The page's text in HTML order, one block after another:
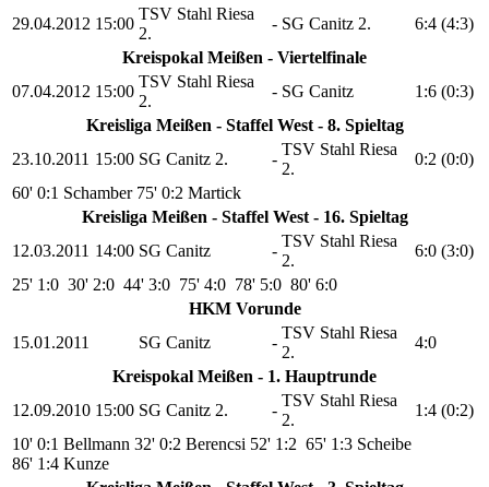
29.04.2012 15:00
TSV Stahl Riesa
2.
- SG Canitz 2.
6:4 (4:3)
Kreispokal Meißen - Viertelfinale
07.04.2012 15:00
TSV Stahl Riesa
2.
- SG Canitz
1:6 (0:3)
Kreisliga Meißen - Staffel West - 8. Spieltag
23.10.2011 15:00 SG Canitz 2. -
TSV Stahl Riesa
2.
0:2 (0:0)
60' 0:1 Schamber 75' 0:2 Martick
Kreisliga Meißen - Staffel West - 16. Spieltag
12.03.2011 14:00 SG Canitz -
TSV Stahl Riesa
2.
6:0 (3:0)
25' 1:0 30' 2:0 44' 3:0 75' 4:0 78' 5:0 80' 6:0
HKM Vorunde
15.01.2011
SG Canitz -
TSV Stahl Riesa
2.
4:0
Kreispokal Meißen - 1. Hauptrunde
12.09.2010 15:00 SG Canitz 2. -
TSV Stahl Riesa
2.
1:4 (0:2)
10' 0:1 Bellmann 32' 0:2 Berencsi 52' 1:2 65' 1:3 Scheibe
86' 1:4 Kunze